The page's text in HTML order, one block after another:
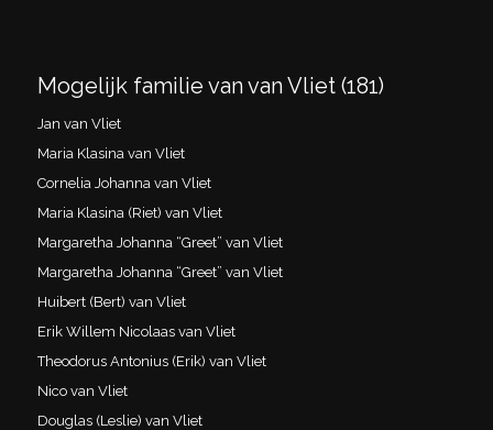
Mogelijk familie van van Vliet (181)
Jan van Vliet
Maria Klasina van Vliet
Cornelia Johanna van Vliet
Maria Klasina (Riet) van Vliet
Margaretha Johanna “Greet” van Vliet
Margaretha Johanna “Greet” van Vliet
Huibert (Bert) van Vliet
Erik Willem Nicolaas van Vliet
Theodorus Antonius (Erik) van Vliet
Nico van Vliet
Douglas (Leslie) van Vliet